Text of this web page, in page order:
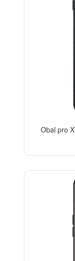
Obal pro